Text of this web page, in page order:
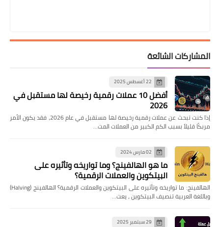
المشاركات الشائعة
22 أغسطس 2025
أفضل 10 عملات رقمية رخيصة لها مستقبل في
2026
إذا كنت تبحث عن عملات رقمية رخيصة لها مستقبل في عام 2026، فقد يكون الأمر
مربكًا قليلاً بسبب الكم الكبير من العملات المت…
02 مارس 2024
ما هو الهالفينج؟ وما تواريخه وتأثيره على
البيتكوين والعملات الرقمية؟
الهالفينج: ما تواريخه وتأثيره على البيتكوين والعملات الرقمية؟ الهالفينج (Halving)
وباللغة العربية تنصيف البيتكوين ، يعت…
29 سبتمبر 2025